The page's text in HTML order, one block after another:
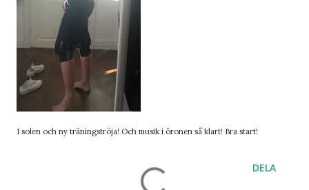
I solen och ny träningströja! Och musik i öronen så klart! Bra start!
DELA